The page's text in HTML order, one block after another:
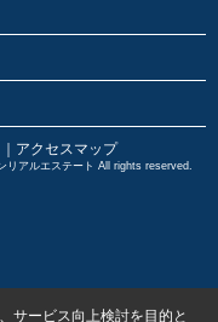
｜アクセスマップ
アルエステート All rights reserved.
サービス向上検討を目的と